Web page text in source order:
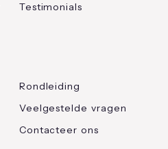
Testimonials
Rondleiding
Veelgestelde vragen
Contacteer ons